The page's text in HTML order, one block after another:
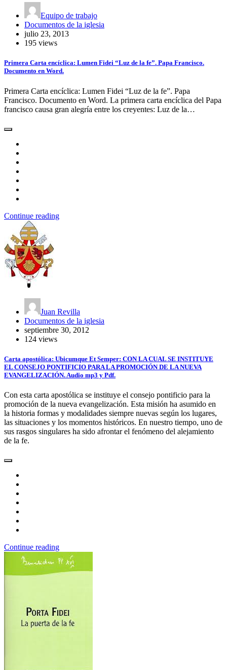
Equipo de trabajo
Documentos de la iglesia
julio 23, 2013
195 views
Primera Carta encíclica: Lumen Fidei “Luz de la fe”. Papa Francisco.
Documento en Word.
Primera Carta encíclica: Lumen Fidei “Luz de la fe”. Papa
Francisco. Documento en Word. La primera carta encíclica del Papa
francisco causa gran alegría entre los creyentes: Luz de la…
Continue reading
Juan Revilla
Documentos de la iglesia
septiembre 30, 2012
124 views
Carta apostólica: Ubicumque Et Semper: CON LA CUAL SE INSTITUYE
EL CONSEJO PONTIFICIO PARA LA PROMOCIÓN DE LA NUEVA
EVANGELIZACIÓN. Audio mp3 y Pdf.
Con esta carta apostólica se instituye el consejo pontificio para la
promoción de la nueva evangelización. Esta misión ha asumido en
la historia formas y modalidades siempre nuevas según los lugares,
las situaciones y los momentos históricos. En nuestro tiempo, uno de
sus rasgos singulares ha sido afrontar el fenómeno del alejamiento
de la fe.
Continue reading